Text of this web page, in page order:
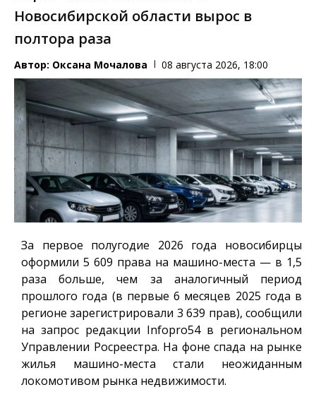
Новосибирской области вырос в
полтора раза
Автор: Оксана Мочалова 08 августа 2026, 18:00
За первое полугодие 2026 года новосибирцы
оформили 5 609 права на машино-места — в 1,5
раза больше, чем за аналогичный период
прошлого года (в первые 6 месяцев 2025 года в
регионе зарегистрировали 3 639 прав), сообщили
на запрос редакции Infopro54в региональном
Управлении Росреестра. На фоне спада на рынке
жилья машино-места стали неожиданным
локомотивом рынка недвижимости.